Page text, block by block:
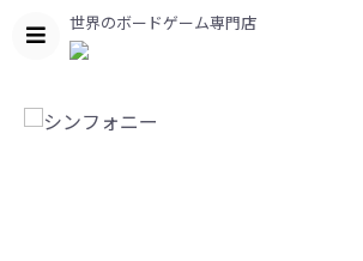
世界のボードゲーム専門店